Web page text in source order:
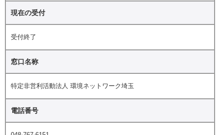
現在の受付
受付終了
窓口名称
特定非営利活動法人 環境ネットワーク埼玉
電話番号